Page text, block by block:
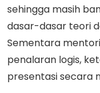
sehingga masih
dasar-dasar teori
Sementara
penalaran logis,
presentasi secara